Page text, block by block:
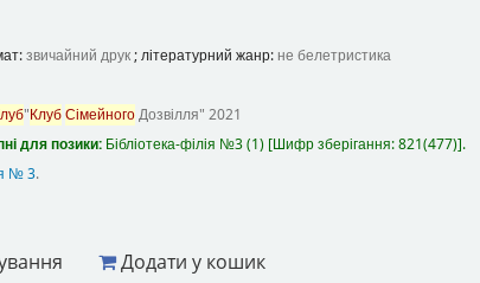
звичайний друк; літературний жанр: не белетристика
"КлубСімейногоДозвілля" 2021
для позики: Бібліотека-філія №3(1) Шифр зберігання:821(477) .
№ 3.
Додати у кошик